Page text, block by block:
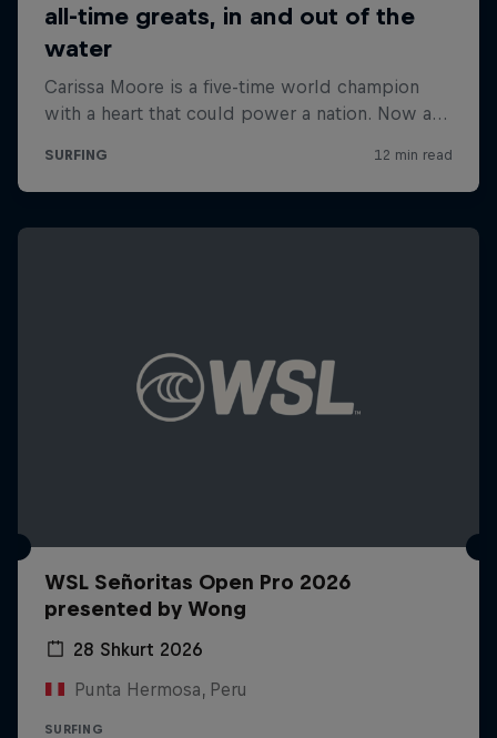
WSL Señoritas Open Pro 2026
presented by Wong
28 Shkurt 2026
Punta Hermosa, Peru
SURFING